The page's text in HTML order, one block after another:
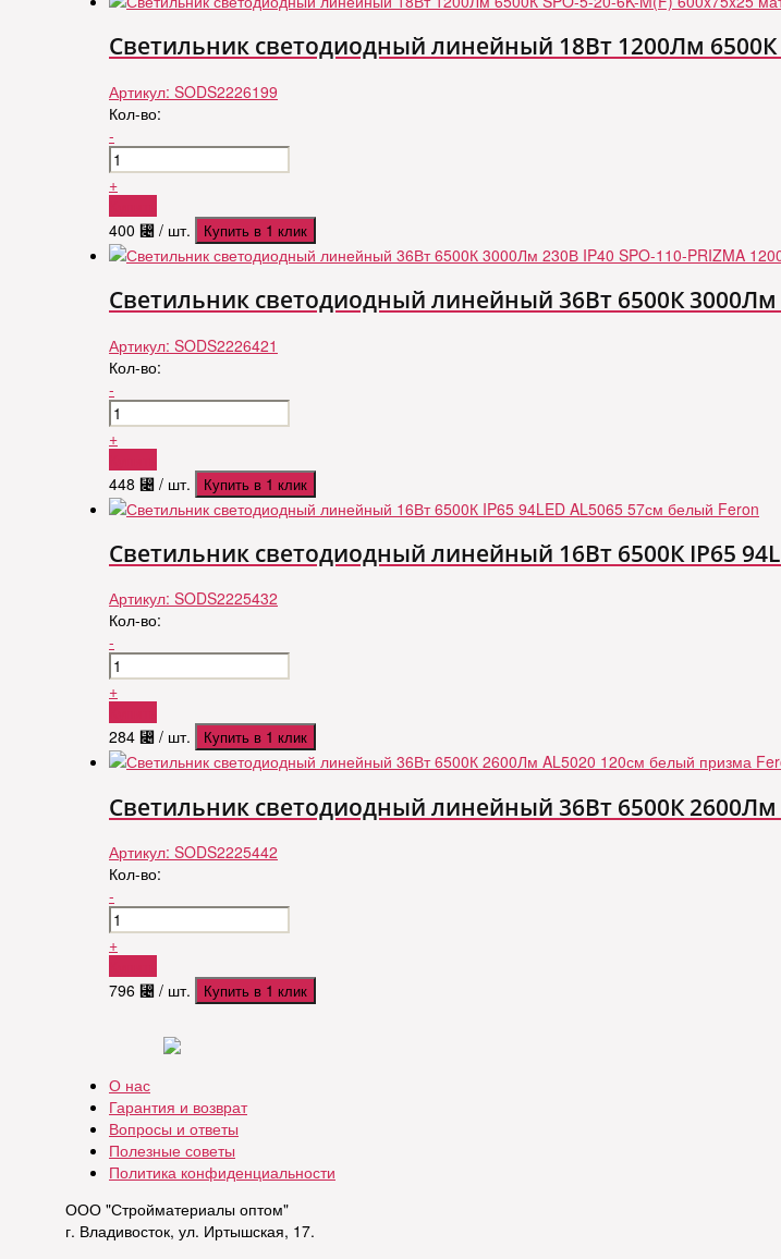
Светильник светодиодный линейный 18Вт 1200Лм 6500К
Артикул: SODS2226199
Кол-во:
-
+
400 ⃄ / шт. Купить в 1 клик
Светильник светодиодный линейный 36Вт 6500К 3000Лм
Артикул: SODS2226421
Кол-во:
-
+
448 ⃄ / шт. Купить в 1 клик
Светильник светодиодный линейный 16Вт 6500К IP65
Артикул: SODS2225432
Кол-во:
-
+
284 ⃄ / шт. Купить в 1 клик
Светильник светодиодный линейный 36Вт 6500К
Артикул: SODS2225442
Кол-во:
-
+
796 ⃄ / шт. Купить в 1 клик
О нас
Гарантия и возврат
Вопросы и ответы
Полезные советы
Политика конфиденциальности
ООО "Стройматериалы оптом"
г. Владивосток, ул. Иртышская, 17.